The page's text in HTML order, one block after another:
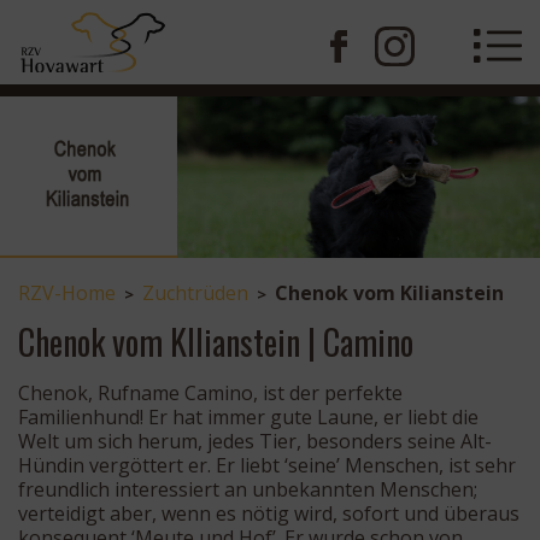
RZV-Home > Zuchtrüden > Chenok vom Kilianstein
Chenok vom KIlianstein | Camino
Chenok, Rufname Camino, ist der perfekte
Familienhund! Er hat immer gute Laune, er liebt die
Welt um sich herum, jedes Tier, besonders seine Alt-
Hündin vergöttert er. Er liebt ‘seine’ Menschen, ist sehr
freundlich interessiert an unbekannten Menschen;
verteidigt aber, wenn es nötig wird, sofort und überaus